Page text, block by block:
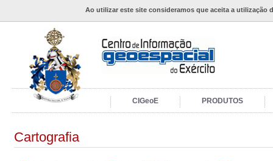
Ao utilizar este site consideramos que aceita a utilização
CIGeoE PRODUTOS
Cartografia